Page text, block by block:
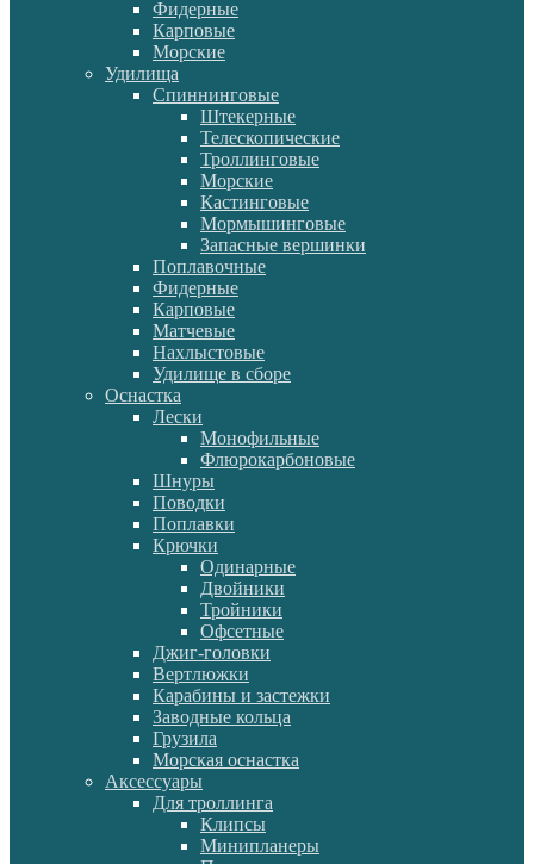
Фидерные
Карповые
Морские
Удилища
Спиннинговые
Штекерные
Телескопические
Троллинговые
Морские
Кастинговые
Мормышинговые
Запасные вершинки
Поплавочные
Фидерные
Карповые
Матчевые
Нахлыстовые
Удилище в сборе
Оснастка
Лески
Монофильные
Флюрокарбоновые
Шнуры
Поводки
Поплавки
Крючки
Одинарные
Двойники
Тройники
Офсетные
Джиг-головки
Вертлюжки
Карабины и застежки
Заводные кольца
Грузила
Морская оснастка
Аксессуары
Для троллинга
Клипсы
Минипланеры